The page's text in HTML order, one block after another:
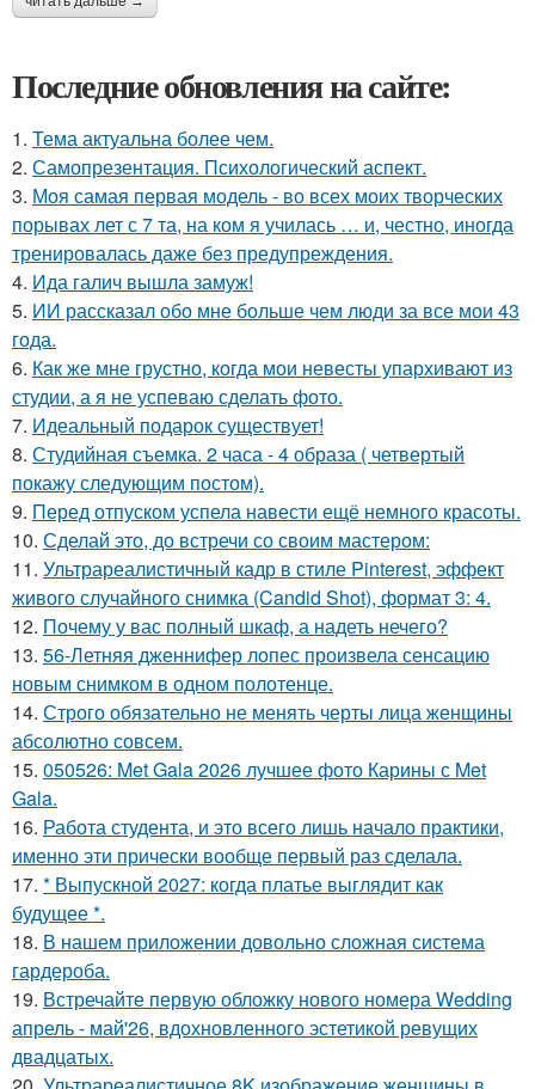
Последние обновления на сайте:
1. Тема актуальна более чем.
2. Самопрезентация. Психологический аспект.
3. Моя самая первая модель - во всех моих творческих
порывах лет с 7 та, на ком я училась … и, честно, иногда
тренировалась даже без предупреждения.
4. Ида галич вышла замуж!
5. ИИ рассказал обо мне больше чем люди за все мои 43
года.
6. Как же мне грустно, когда мои невесты упархивают из
студии, а я не успеваю сделать фото.
7. Идеальный подарок существует!
8. Студийная съемка. 2 часа - 4 образа ( четвертый
покажу следующим постом).
9. Перед отпуском успела навести ещё немного красоты.
10. Сделай это, до встречи со своим мастером:
11. Ультрареалистичный кадр в стиле Pinterest, эффект
живого случайного снимка (Candid Shot), формат 3: 4.
12. Почему у вас полный шкаф, а надеть нечего?
13. 56-Летняя дженнифер лопес произвела сенсацию
новым снимком в одном полотенце.
14. Строго обязательно не менять черты лица женщины
абсолютно совсем.
15. 050526: Met Gala 2026 лучшее фото Карины с Met
Gala.
16. Работа студента, и это всего лишь начало практики,
именно эти прически вообще первый раз сделала.
17. * Выпускной 2027: когда платье выглядит как
будущее *.
18. В нашем приложении довольно сложная система
гардероба.
19. Встречайте первую обложку нового номера Wedding
апрель - май'26, вдохновленного эстетикой ревущих
двадцатых.